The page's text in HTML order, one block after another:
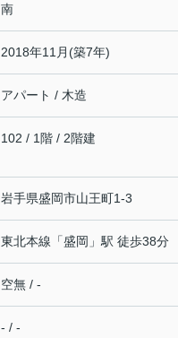
南
2018年11月(築7年)
アパート / 木造
102 / 1階 / 2階建
岩手県盛岡市山王町1-3
東北本線 「盛岡 」駅 徒歩38分
空無 / -
- / -